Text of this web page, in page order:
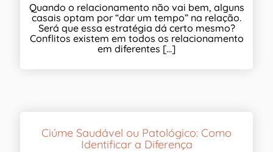
Quando o relacionamento não vai bem, alguns
casais optam por “dar um tempo” na relação.
Será que essa estratégia dá certo mesmo?
Conflitos existem em todos os relacionamento
em diferentes [...]
Ciúme Saudável ou Patológico: Como
Identificar a Diferença